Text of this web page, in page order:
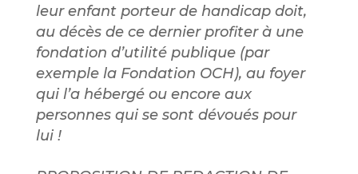
leur enfant porteur de handicap doit,
au décès de ce dernier profiter à une
fondation d’utilité publique (par
exemple la Fondation OCH), au foyer
qui l’a hébergé ou encore aux
personnes qui se sont dévoués pour
lui !